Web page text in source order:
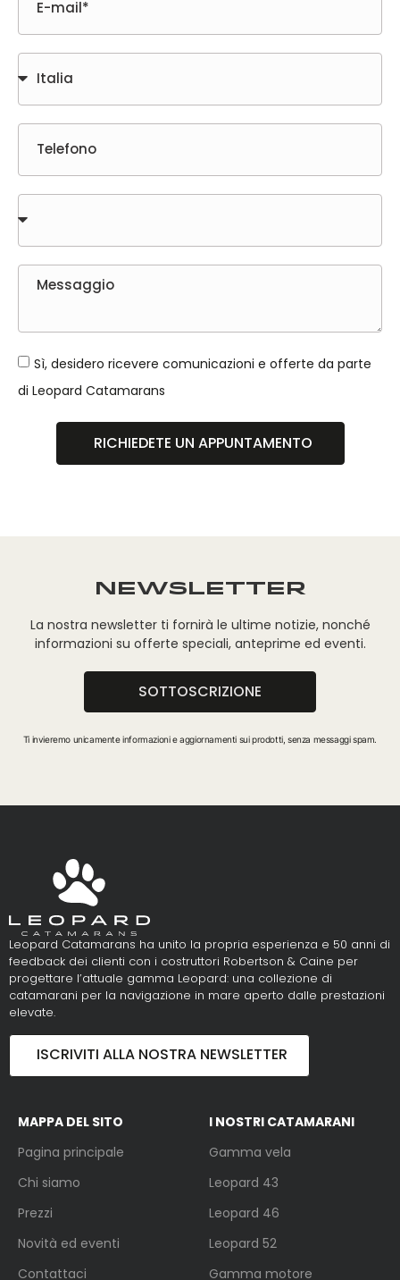
Sì, desidero ricevere comunicazioni e offerte da parte
di Leopard Catamarans
RICHIEDETE UN APPUNTAMENTO
NEWSLETTER
La nostra newsletter ti fornirà le ultime notizie, nonché
informazioni su offerte speciali, anteprime ed eventi.
SOTTOSCRIZIONE
Ti invieremo unicamente informazioni e aggiornamenti sui prodotti, senza messaggi spam.
Leopard Catamarans ha unito la propria esperienza e 50 anni di
feedback dei clienti con i costruttori Robertson & Caine per
progettare l’attuale gamma Leopard: una collezione di
catamarani per la navigazione in mare aperto dalle prestazioni
elevate.
ISCRIVITI ALLA NOSTRA NEWSLETTER
MAPPA DEL SITO
Pagina principale
Chi siamo
Prezzi
Novità ed eventi
Contattaci
I NOSTRI CATAMARANI
Gamma vela
Leopard 43
Leopard 46
Leopard 52
Gamma motore